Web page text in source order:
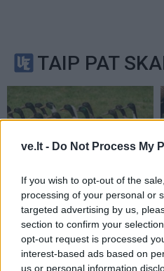
ve.lt - Do Not Process My
If you wish to opt-out of the
processing of your personal or
targeted advertising by us,
section to confirm your
opt-out request is processed
interest-based ads based on
us or personal information
TAIP PAT
Sodas ir daržas
Natūrali kova su šliužais:
ką būtina žinoti prieš
pasirenkant antis
bėgikes?